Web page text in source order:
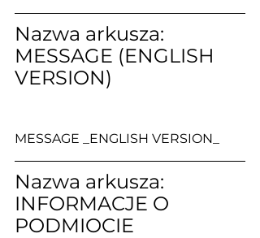
Nazwa arkusza:
MESSAGE (ENGLISH
VERSION)
MESSAGE _ENGLISH VERSION_
Nazwa arkusza:
INFORMACJE O
PODMIOCIE